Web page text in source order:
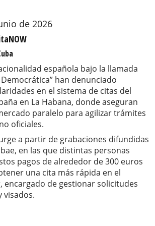
de 2026
española bajo la llamada
han denunciado
en el sistema de citas del
en La Habana, donde aseguran
paralelo para agilizar trámites
oficiales.
a partir de grabaciones difundidas
en las que distintas personas
pagos de alrededor de 300 euros
una cita más rápida en el
encargado de gestionar solicitudes
visados.